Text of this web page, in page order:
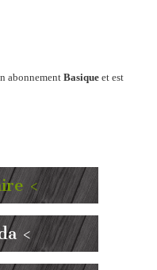
abonnement Basique et est
<
<